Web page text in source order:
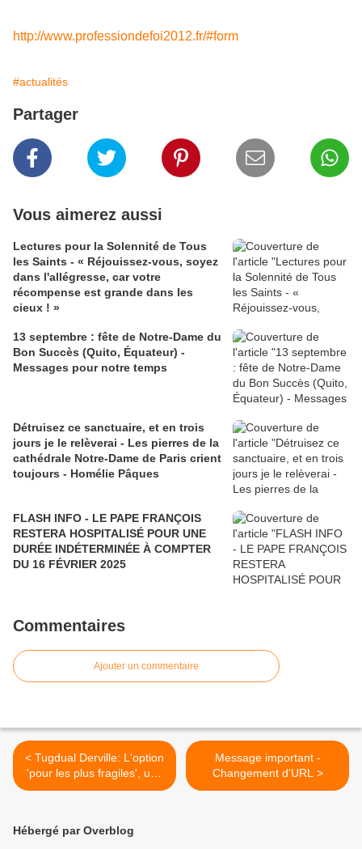
http://www.professiondefoi2012.fr/#form
#actualités
Partager
Vous aimerez aussi
Lectures pour la Solennité de Tous
les Saints - « Réjouissez-vous, soyez
dans l'allégresse, car votre
récompense est grande dans les
cieux ! »
13 septembre : fête de Notre-Dame du
Bon Succès (Quito, Équateur) -
Messages pour notre temps
Détruisez ce sanctuaire, et en trois
jours je le relèverai - Les pierres de la
cathédrale Notre-Dame de Paris crient
toujours - Homélie Pâques
FLASH INFO - LE PAPE FRANÇOIS
RESTERA HOSPITALISÉ POUR UNE
DURÉE INDÉTERMINÉE À COMPTER
DU 16 FÉVRIER 2025
Commentaires
Ajouter un commentaire
< Tugdual Derville: L'option
'pour les plus fragiles', une
clef de la présidentielle
Message important -
Changement d'URL >
Hébergé par Overblog